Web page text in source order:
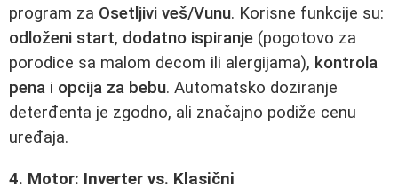
program za Osetljivi veš/Vunu. Korisne funkcije su:
odloženi start, dodatno ispiranje (pogotovo za
porodice sa malom decom ili alergijama), kontrola
pena i opcija za bebu. Automatsko doziranje
deterđenta je zgodno, ali značajno podiže cenu
uređaja.
4. Motor: Inverter vs. Klasični